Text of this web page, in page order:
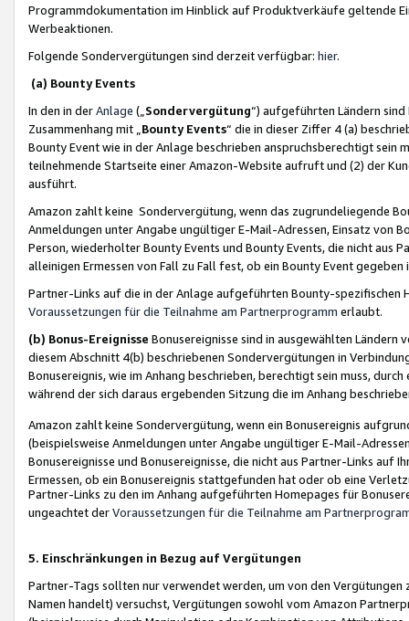
Programmdokumentation im Hinblick auf Produktverkäufe geltende
Werbeaktionen.
Folgende Sondervergütungen sind derzeit verfügbar: hier.
(a) Bounty Events
In den in derAnlage („ Sondervergütung“) aufgeführten Ländern
Zusammenhang mit „ Bounty Events“ die in dieser Ziffer 4 (a)
Bounty Event wie in der Anlage beschrieben anspruchsberechtigt sein
teilnehmende Startseite einer Amazon-Website aufruft und (2) der
ausführt.
Amazon zahlt keine Sondervergütung, wenn das zugrundeliegende
Anmeldungen unter Angabe ungültiger E-Mail-Adressen, Einsatz von
Person, wiederholter Bounty Events und Bounty Events, die nicht
alleinigen Ermessen von Fall zu Fall fest, ob ein Bounty Event
Partner-Links auf die in der Anlage aufgeführten Bounty-spezifischen
Voraussetzungen für die Teilnahme am Partnerprogramm erlaubt.
(b) Bonus-Ereignisse Bonusereignisse sind in ausgewählten Ländern
diesem Abschnitt 4(b) beschriebenen Sondervergütungen in
Bonusereignis, wie im Anhang beschrieben, berechtigt sein muss,
während der sich daraus ergebenden Sitzung die im Anhang
Amazon zahlt keine Sondervergütung, wenn ein Bonusereignis
(beispielsweise Anmeldungen unter Angabe ungültiger E-Mail-
Bonusereignisse und Bonusereignisse, die nicht aus Partner-Links auf
Ermessen, ob ein Bonusereignis stattgefunden hat oder ob eine
Partner-Links zu den im Anhang aufgeführten Homepages für
ungeachtet derVoraussetzungen für die Teilnahme am
5. Einschränkungen in Bezug auf Vergütungen
Partner-Tags sollten nur verwendet werden, um von den
Namen handelt) versuchst, Vergütungen sowohl vom Amazon